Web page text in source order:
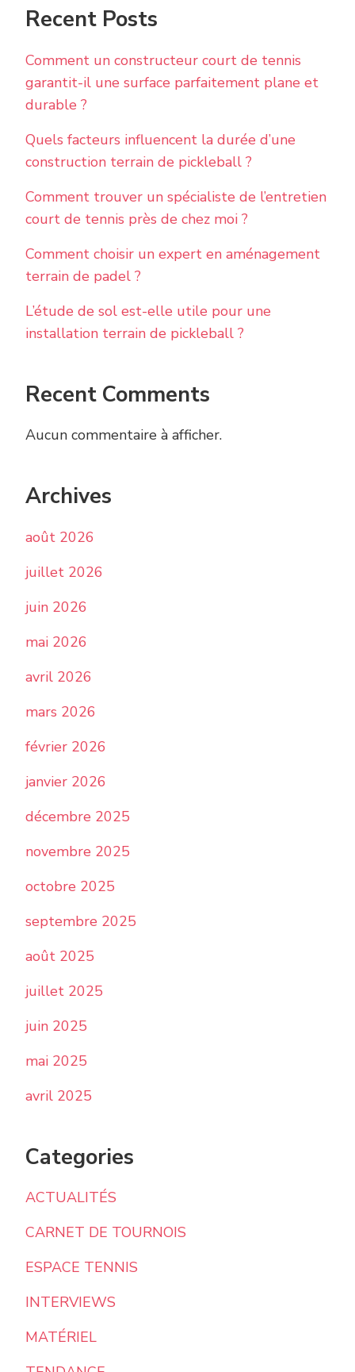
Recent Posts
Comment un constructeur court de tennis
garantit-il une surface parfaitement plane et
durable ?
Quels facteurs influencent la durée d’une
construction terrain de pickleball ?
Comment trouver un spécialiste de l’entretien
court de tennis près de chez moi ?
Comment choisir un expert en aménagement
terrain de padel ?
L’étude de sol est-elle utile pour une
installation terrain de pickleball ?
Recent Comments
Aucun commentaire à afficher.
Archives
août 2026
juillet 2026
juin 2026
mai 2026
avril 2026
mars 2026
février 2026
janvier 2026
décembre 2025
novembre 2025
octobre 2025
septembre 2025
août 2025
juillet 2025
juin 2025
mai 2025
avril 2025
Categories
ACTUALITÉS
CARNET DE TOURNOIS
ESPACE TENNIS
INTERVIEWS
MATÉRIEL